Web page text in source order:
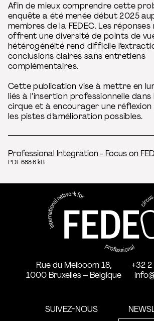
Afin de mieux comprendre cette
enquête a été menée début 2025
membres de la FEDEC. Les réponses
offrent une diversité de points de
hétérogénéité rend difficile
conclusions claires sans entretiens
complémentaires.
Cette publication vise à mettre en
liés à l’insertion professionnelle
cirque et à encourager une
les pistes d’amélioration possibles.
Professional Integration - Focus on
PDF 688.6 kB
FEDEC -
Rue du Meiboom 18,
1000 Bruxelles – Belgique
+32
SUIVEZ-NOUS